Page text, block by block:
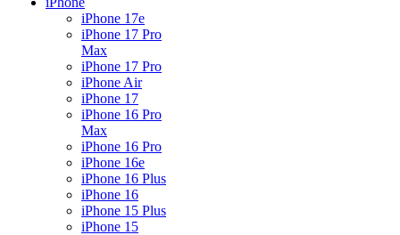
iPhone 17e
iPhone 17 Pro
Max
iPhone 17 Pro
iPhone Air
iPhone 17
iPhone 16 Pro
Max
iPhone 16 Pro
iPhone 16e
iPhone 16 Plus
iPhone 16
iPhone 15 Plus
iPhone 15